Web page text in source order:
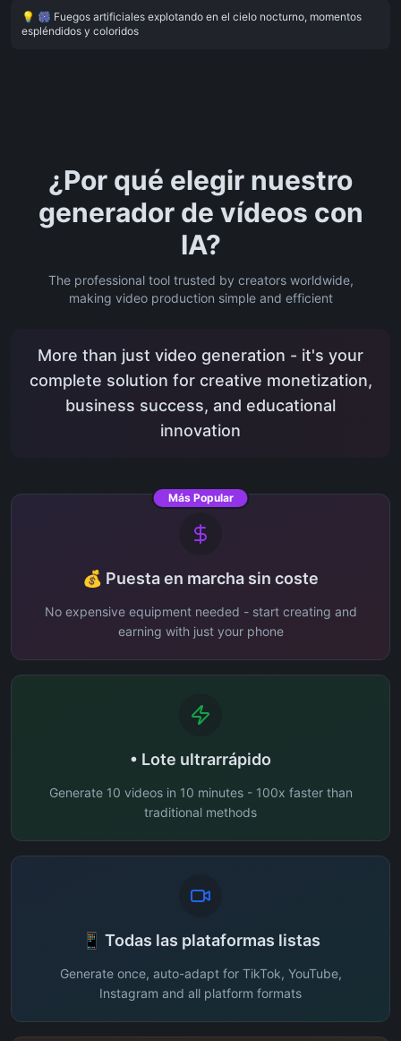
💡 🎆 Fuegos artificiales explotando en el cielo nocturno, momentos
espléndidos y coloridos
¿Por qué elegir nuestro
generador de vídeos con
IA?
The professional tool trusted by creators worldwide,
making video production simple and efficient
More than just video generation - it's your
complete solution for creative monetization,
business success, and educational
innovation
Más Popular
💰 Puesta en marcha sin coste
No expensive equipment needed - start creating and
earning with just your phone
• Lote ultrarrápido
Generate 10 videos in 10 minutes - 100x faster than
traditional methods
📱 Todas las plataformas listas
Generate once, auto-adapt for TikTok, YouTube,
Instagram and all platform formats